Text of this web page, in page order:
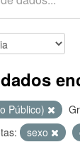
Público)
sexo